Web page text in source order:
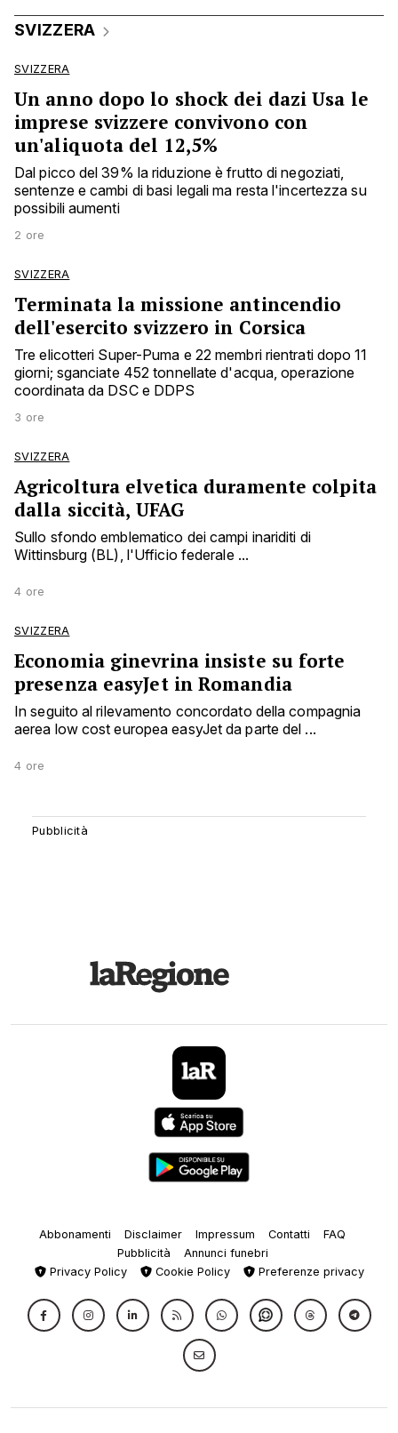
SVIZZERA
SVIZZERA
Un anno dopo lo shock dei dazi Usa le
imprese svizzere convivono con
un'aliquota del 12,5%
Dal picco del 39% la riduzione è frutto di negoziati,
sentenze e cambi di basi legali ma resta l'incertezza su
possibili aumenti
2 ore
SVIZZERA
Terminata la missione antincendio
dell'esercito svizzero in Corsica
Tre elicotteri Super-Puma e 22 membri rientrati dopo 11
giorni; sganciate 452 tonnellate d'acqua, operazione
coordinata da DSC e DDPS
3 ore
SVIZZERA
Agricoltura elvetica duramente colpita
dalla siccità, UFAG
Sullo sfondo emblematico dei campi inariditi di
Wittinsburg (BL), l'Ufficio federale ...
4 ore
SVIZZERA
Economia ginevrina insiste su forte
presenza easyJet in Romandia
In seguito al rilevamento concordato della compagnia
aerea low cost europea easyJet da parte del ...
4 ore
Abbonamenti Disclaimer Impressum Contatti
FAQ
Pubblicità
Annunci funebri
Privacy Policy
Cookie Policy Preferenze privacy